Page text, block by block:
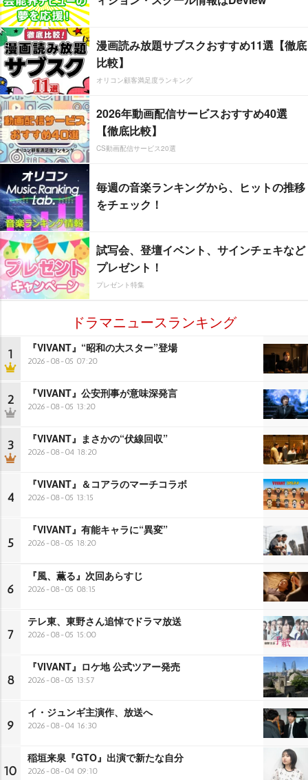
漫画読み放題サブスクおすすめ11選【徹底
比較】
オリコン顧客満足度ランキング
2026年動画配信サービスおすすめ40選
【徹底比較】
CS動画配信サービス20選
毎週の音楽ランキングから、ヒットの推移
をチェック！
試写会、登壇イベント、サインチェキなど
プレゼント！
プレゼント特集
ドラマニュースランキング
1 『VIVANT』“昭和の大スター”登場
2026-08-05 07:20
2 『VIVANT』公安刑事が意味深発言
2026-08-05 13:20
3 『VIVANT』まさかの“伏線回収”
2026-08-04 18:20
4
『VIVANT』＆コアラのマーチコラボ
2026-08-05 13:15
5
『VIVANT』有能キャラに“異変”
2026-08-05 18:20
6
『風、薫る』次回あらすじ
2026-08-05 08:15
7
テレ東、東野さん追悼でドラマ放送
2026-08-05 15:00
8
『VIVANT』ロケ地 公式ツアー発売
2026-08-05 13:57
9
イ・ジュンギ主演作、放送へ
2026-08-04 16:30
10
稲垣来泉『GTO』出演で新たな自分
2026-08-04 09:10